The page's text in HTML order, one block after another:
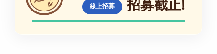
線上招募 招募截止!